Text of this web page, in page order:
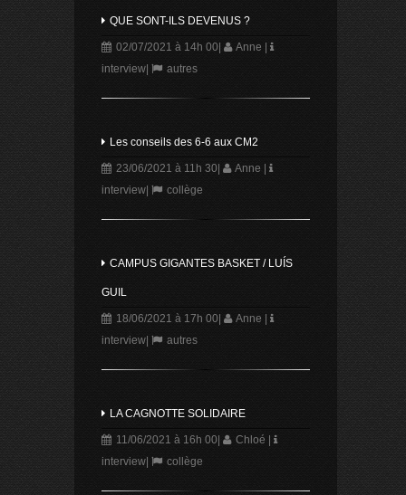
QUE SONT-ILS DEVENUS ?
02/07/2021 à 14h 00| Anne
interview| autres
Les conseils des 6-6 aux CM2
23/06/2021 à 11h 30 Anne
interview| collège
CAMPUS GIGANTES BASKET / LUÍS
GUIL
18/06/2021 à 17h 00| Anne
interview| autres
LA CAGNOTTE SOLIDAIRE
11/06/2021 à 16h 00 Chloé
interview| collège